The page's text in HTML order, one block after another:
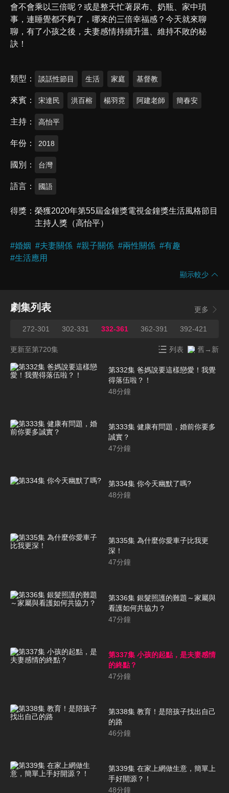
會不會乘以三倍呢？或是整天忙著尿布、奶瓶、家中瑣
事，連睡覺都不夠了，哪來的三倍幸福感？今天就來聊
聊，有了小孩之後，夫妻感情持續升溫、維持不敗的秘
訣！
類型 談話性節目 生活 家庭 基督教
來賓 宋達民 洪百榕 楊羽霓 阿建老師 簡春安
主持 高怡平
年份 2018
國別 台灣
語言 國語
得獎
榮獲2020年第55屆金鐘獎電視金鐘獎生活風格節目
主持人獎（高怡平）
#婚姻 #夫妻關係 #親子關係 #兩性關係 #有趣
#生活應用
顯示較少
劇集列表 更多
272-301 302-331 332-361 362-391 392-421
更新至第720集 列表 舊→新
第332集 爸媽說要這樣戀愛！我覺
得落伍啦？！
48分鐘
第333集 健康有問題，婚前你要多
誠實？
47分鐘
第334集 你今天幽默了嗎?
48分鐘
第335集 為什麼你愛車子比我更
深！
47分鐘
第336集 銀髮照護的難題～家屬與
看護如何共協力？
47分鐘
第337集 小孩的起點，是夫妻感情
的終點？
47分鐘
第338集 教育！是陪孩子找出自己
的路
46分鐘
第339集 在家上網做生意，簡單上
手好開源？！
48分鐘